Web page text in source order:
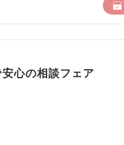
心の相談フェア